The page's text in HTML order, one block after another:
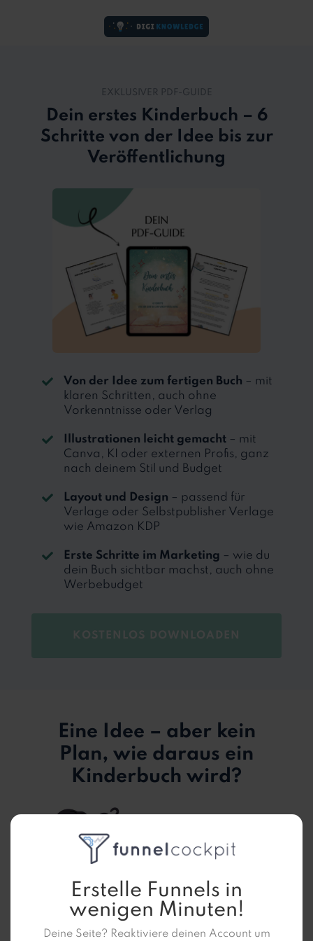
EXKLUSIVER PDF-GUIDE
Dein erstes Kinderbuch – 6
Schritte von der Idee bis zur
Veröffentlichung
Von der Idee zum fertigen Buch – mit
klaren Schritten, auch ohne
Vorkenntnisse oder Verlag
Illustrationen leicht gemacht – mit
Canva, KI oder externen Profis, ganz
nach deinem Stil und Budget
Layout und Design – passend für
Verlage oder Selbstpublisher Verlage
wie Amazon KDP
Erste Schritte im Marketing – wie du
dein Buch sichtbar machst, auch ohne
Werbebudget
KOSTENLOS DOWNLOADEN
Eine Idee – aber kein
Plan, wie daraus ein
Kinderbuch wird?
Dieser 6-Schritte-Guide
erklärt dir,
Erstelle Funnels in
wenigen Minuten!
Deine Seite? Reaktiviere deinen Account um